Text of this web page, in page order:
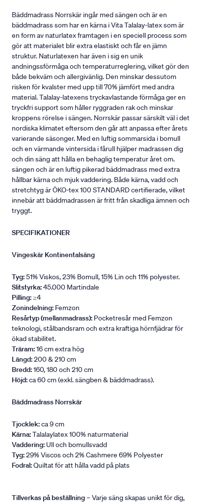
Bäddmadrass Norrskär ingår med sängen och är en
bäddmadrass som har en kärna i Vita Talalay-latex som är
en form av naturlatex framtagen i en speciell process som
gör att materialet blir extra elastiskt och får en jämn
struktur. Naturlatexen har även i sig en unik
andningssförmåga och temperaturreglering, vilket gör den
både bekväm och allergivänlig. Den minskar dessutom
risken för kvalster med upp till 70% jämfört med andra
material. Talalay-latexens tryckavlastande förmåga ger en
tryckfri support som håller ryggraden rak och minskar
kroppens rörelse i sängen. Norrskär passar särskilt väl i det
nordiska klimatet eftersom den går att anpassa efter årets
varierande säsonger. Med en luftig sommarsida i bomull
och en värmande vintersida i fårull hjälper madrassen dig
och din säng att hålla en behaglig temperatur året om.
sängen och är en luftig pikerad bäddmadrass med extra
hållbar kärna och mjuk vaddering. Både kärna, vadd och
stretchtyg är ÖKO-tex 100 STANDARD certifierade, vilket
innebär att bäddmadrassen är fritt från skadliga ämnen och
tryggt.
SPECIFIKATIONER
Vingeskär Kontinentalsäng
Tyg:51% Viskos, 23% Bomull, 15% Lin och 11% polyester.
Slitstyrka:45.000 Martindale
Pilling:≥4
Zonindelning: Femzon
Resårtyp (mellanmadrass): Pocketresår med Femzon
teknologi, stålbandsram och extra kraftiga hörnfjädrar för
ökad stabilitet.
Träram:16 cm extra hög
Längd:200 & 210 cm
Bredd:160, 180 och 210 cm
Höjd:ca 60 cm (exkl. sängben & bäddmadrass).
Bäddmadrass Norrskär
Tjocklek:ca 9 cm
Kärna:Talalaylatex 100% naturmaterial
Vaddering: Ull och bomullsvadd
Tyg:29% Viscos och 2% Cashmere 69% Polyester
Fodral:Quiltat för att hålla vadd på plats
Tillverkas på beställning– Varje säng skapas unikt för dig,